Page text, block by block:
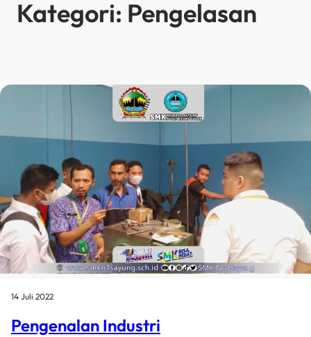
Kategori: Pengelasan
14 Juli 2022
Pengenalan Industri